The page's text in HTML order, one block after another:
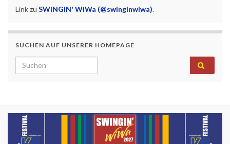
Link zu SWINGIN' WiWa (@swinginwiwa).
SUCHEN AUF UNSERER HOMEPAGE
Search for: